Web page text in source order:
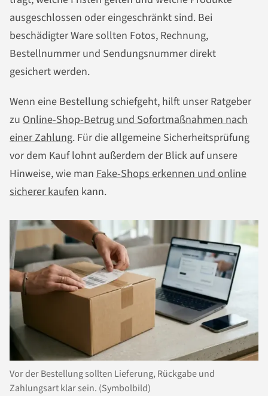
ausgeschlossen oder eingeschränkt sind. Bei
beschädigter Ware sollten Fotos, Rechnung,
Bestellnummer und Sendungsnummer direkt
gesichert werden.
Wenn eine Bestellung schiefgeht, hilft unser Ratgeber
zu Online-Shop-Betrug und Sofortmaßnahmen nach
einer Zahlung. Für die allgemeine Sicherheitsprüfung
vor dem Kauf lohnt außerdem der Blick auf unsere
Hinweise, wie man Fake-Shops erkennen und online
sicherer kaufen kann.
Vor der Bestellung sollten Lieferung, Rückgabe und
Zahlungsart klar sein. (Symbolbild)